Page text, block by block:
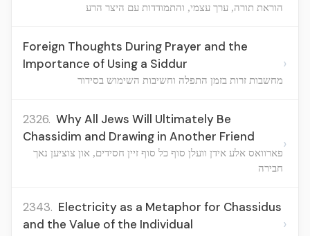
הוראת תורה, ערך עצמי, והתמודדות עם היצר הרע
Foreign Thoughts During Prayer and the
Importance of Using a Siddur
מחשבות זרות בזמן התפלה וחשיבות השימוש בסידור
›
2326. Why All Jews Will Ultimately Be
Chassidim and Drawing in Another Friend
פארוואס אלע אידן וועלן סוף כל סוף זיין חסידים, און צוציען נאך
חבירה
›
2343. Electricity as a Metaphor for Chassidus
and the Value of the Individual
›